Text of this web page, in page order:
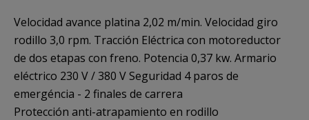
Velocidad avance platina 2,02 m/min. Velocidad giro
rodillo 3,0 rpm. Tracción Eléctrica con motoreductor
de dos etapas con freno. Potencia 0,37 kw. Armario
eléctrico 230 V / 380 V Seguridad 4 paros de
emergéncia - 2 finales de carrera
Protección anti-atrapamiento en rodillo